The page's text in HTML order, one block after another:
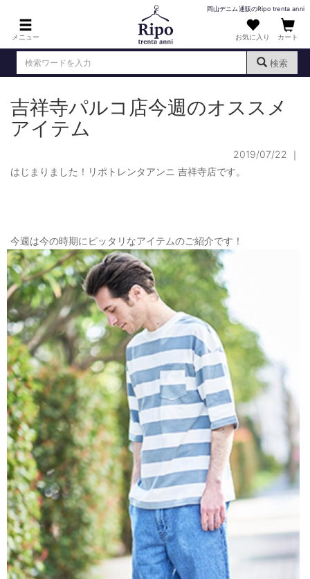
メニュー
岡山デニム通販のRipo trenta anni
お気に入り カート
検索
ログイン （新規会員登録
MENS : メンズ
T-SHIRT : Tシャツ
KNIT : ニット
SHIRT : シャツ
OUTERS : アウター
LADIES : レディース
DENIM : デニム
PANTS/SKIRT : パンツ・スカート
TOPS : トップス
OUTERS : アウター
OUTLET : アウトレット
MENS : メンズ
LADIES : レディース
新規会員登録
吉祥寺パルコ店今週のオススメ
アイテム
2019/07/22
｜
はじまりました！リポトレンタアンニ 吉祥寺店です。
今週は今の時期にピッタリなアイテムのご紹介です！